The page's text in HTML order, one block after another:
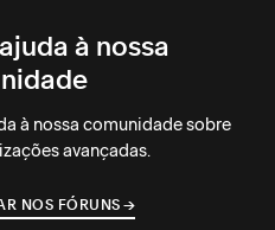
à nossa
à nossa comunidade sobre
avançadas.
NOS FÓRUNS →
→